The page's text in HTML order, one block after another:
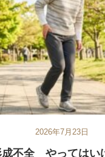
2026年7月23日
成不全 やってはい